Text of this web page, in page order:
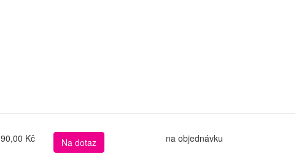
Kč Na dotaz na objednávku